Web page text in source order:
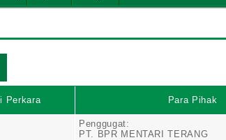
Perkara Para Pihak
Penggugat:
PT. BPR MENTARI TERANG